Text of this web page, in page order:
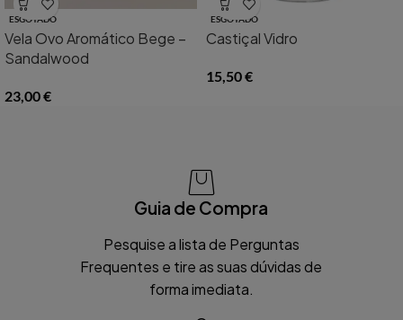
ESGOTADO
Vela Ovo Aromático Bege –
Sandalwood
23,00€
ESGOTADO
Castiçal Vidro
15,50€
Guia de Compra
Pesquise a lista de Perguntas
Frequentes e tire as suas dúvidas de
forma imediata.